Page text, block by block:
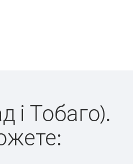
і Тобаго).